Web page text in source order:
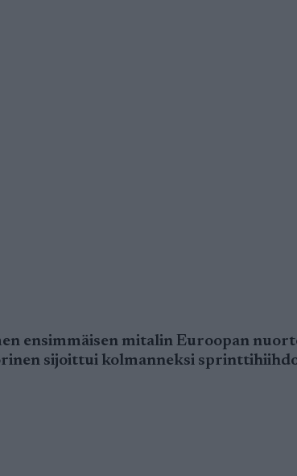
ensimmäisen mitalin Euroopan
sijoittui kolmanneksi